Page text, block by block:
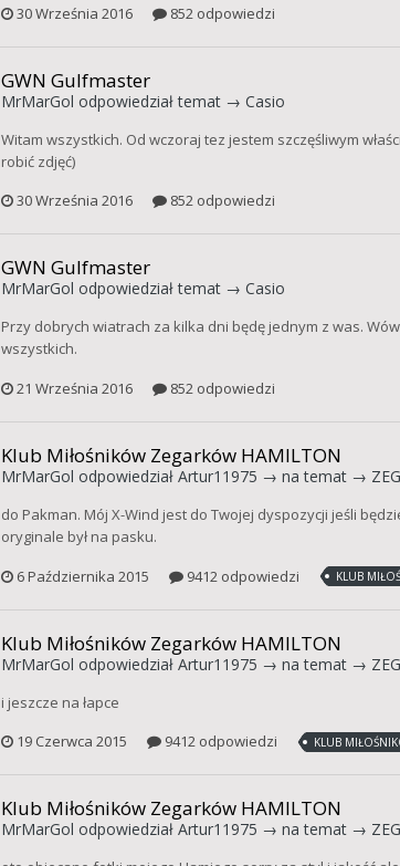
30 Września 2016
852 odpowiedzi
GWN Gulfmaster
MrMarGol odpowiedział temat → Casio
Witam wszystkich. Od wczoraj tez jestem szczęśliwym
robić zdjęć)
30 Września 2016
852 odpowiedzi
GWN Gulfmaster
MrMarGol odpowiedział temat → Casio
Przy dobrych wiatrach za kilka dni będę jednym z was.
wszystkich.
21 Września 2016
852 odpowiedzi
Klub Miłośników Zegarków HAMILTON
MrMarGol odpowiedział Artur11975 → na temat →
do Pakman. Mój X-Wind jest do Twojej dyspozycji jeśli
oryginale był na pasku.
6 Października 2015
9412 odpowiedzi KLUB
Klub Miłośników Zegarków HAMILTON
MrMarGol odpowiedział Artur11975 → na temat →
i jeszcze na łapce
19 Czerwca 2015
9412 odpowiedzi KLUB
Klub Miłośników Zegarków HAMILTON
MrMarGol odpowiedział Artur11975 → na temat →